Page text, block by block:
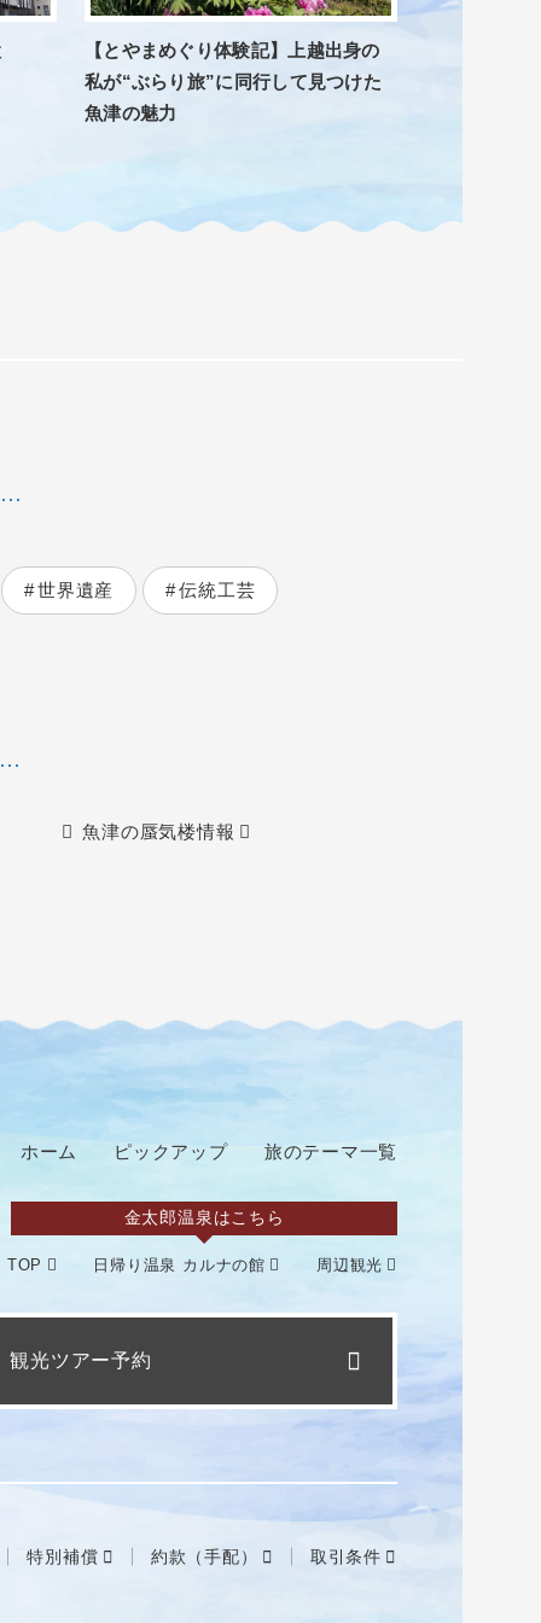
【とやまめぐり体験記】上越出身の
私が“ぶらり旅”に同行して見つけた
魚津の魅力
世界遺産 伝統工芸
魚津の蜃気楼情報
ホーム ピックアップ 旅のテーマ一覧
金太郎温泉はこちら
TOP 日帰り温泉 カルナの館 周辺観光
観光ツアー予約
特別補償 約款（手配） 取引条件